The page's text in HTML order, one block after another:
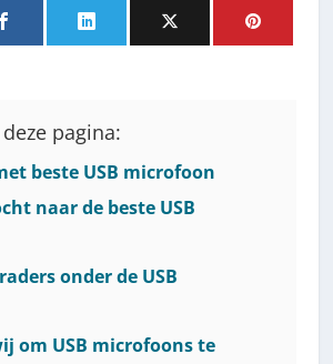
pagina:
beste USB microfoon
naar de beste USB
onder de USB
om USB microfoons te